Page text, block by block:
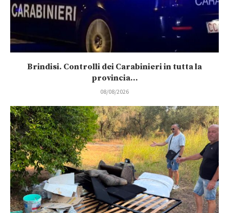
Brindisi. Controlli dei Carabinieri in tutta la
provincia...
08/08/2026